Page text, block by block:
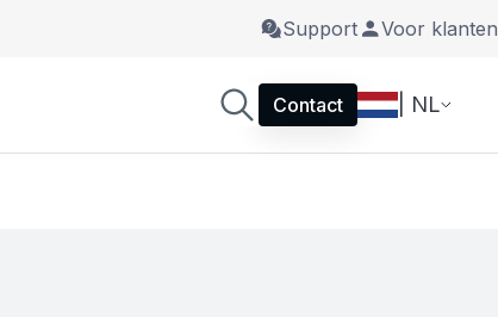
Support Voor klanten
Contact | NL